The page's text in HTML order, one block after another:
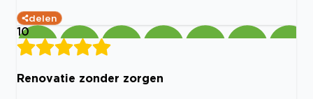
delen
10
Renovatie zonder zorgen